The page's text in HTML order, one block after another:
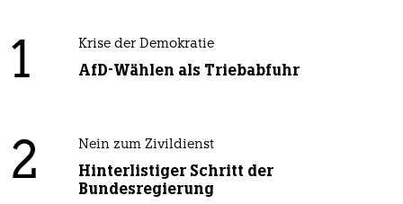
1 Krise der Demokratie
AfD-Wählen als Triebabfuhr
2 Nein zum Zivildienst
Hinterlistiger Schritt der
Bundesregierung